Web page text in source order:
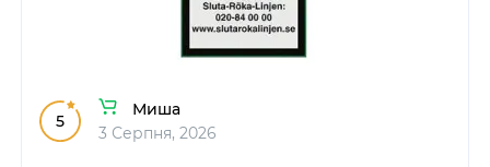
5
Миша
3 Серпня, 2026